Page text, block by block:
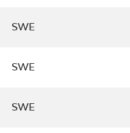
SWE
SWE
SWE